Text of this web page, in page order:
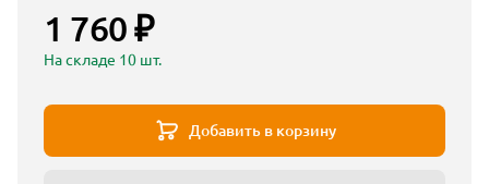
1 760 ₽
На складе 10 шт.
Добавить в корзину